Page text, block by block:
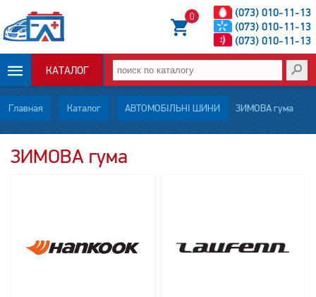
(073) 010-11-13
(073) 010-11-13
(073) 010-11-13
0
КАТАЛОГ
ОПЛАТА И
ДОСТАВКА
О НАС
Главная Каталог АВТОМОБІЛЬНІ ШИНИ ЗИМОВА гума
ЗИМОВА гума